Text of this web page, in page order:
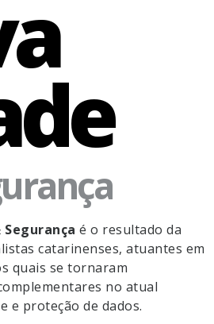
Segurança é o resultado da
catarinenses, atuantes em
quais se tornaram
no atual
e proteção de dados.